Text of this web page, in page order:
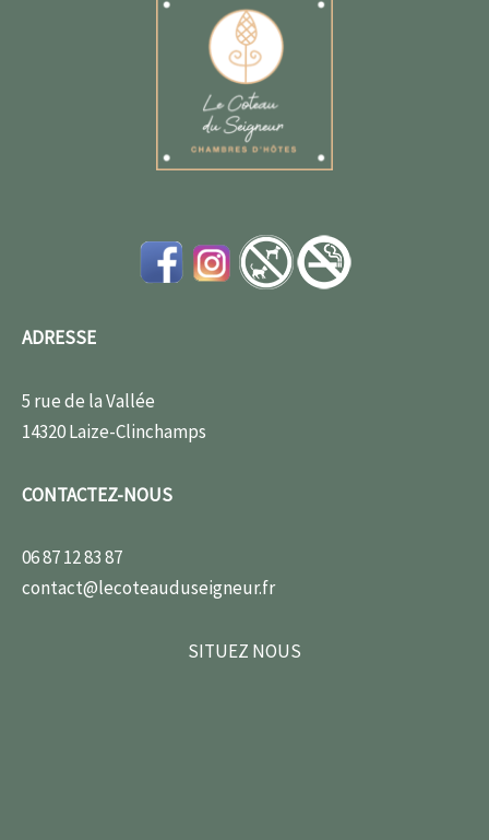
ADRESSE
5 rue de la Vallée
14320 Laize-Clinchamps
CONTACTEZ-NOUS
06 87 12 83 87
contact@lecoteauduseigneur.fr
SITUEZ NOUS